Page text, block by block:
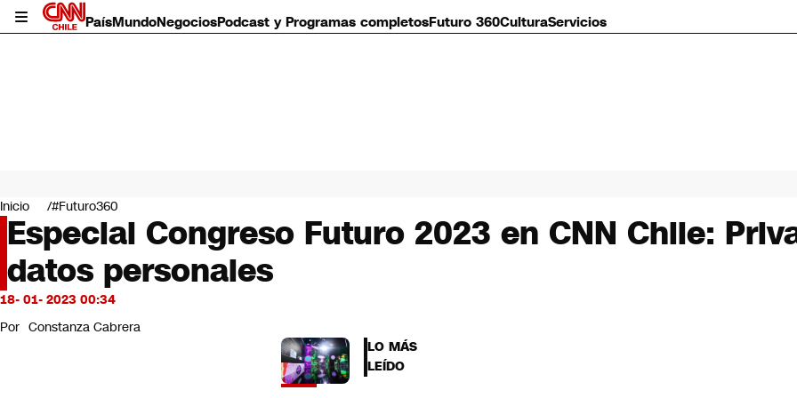
PaísMundoNegociosPodcast y Programas completosFuturo 360CulturaServicios
Mundo
Negocios
Deportes
Programas completos
Cultura
Servicios
Bits
CNN Data
Inicio #Futuro360
Especial Congreso Futuro 2023 en CNN Chile:
datos personales
18- 01- 2023 00:34
Por Constanza Cabrera
LO MÁS
LEÍDO